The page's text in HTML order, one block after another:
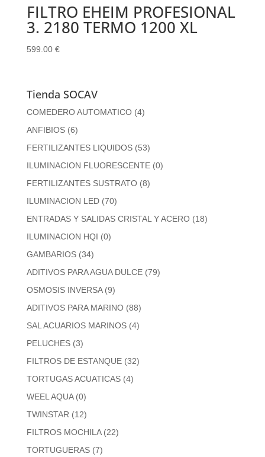
FILTRO EHEIM PROFESIONAL
3. 2180 TERMO 1200 XL
599.00 €
Tienda SOCAV
COMEDERO AUTOMATICO (4)
ANFIBIOS (6)
FERTILIZANTES LIQUIDOS (53)
ILUMINACION FLUORESCENTE (0)
FERTILIZANTES SUSTRATO (8)
ILUMINACION LED (70)
ENTRADAS Y SALIDAS CRISTAL Y ACERO (18)
ILUMINACION HQI (0)
GAMBARIOS (34)
ADITIVOS PARA AGUA DULCE (79)
OSMOSIS INVERSA (9)
ADITIVOS PARA MARINO (88)
SAL ACUARIOS MARINOS (4)
PELUCHES (3)
FILTROS DE ESTANQUE (32)
TORTUGAS ACUATICAS (4)
WEEL AQUA (0)
TWINSTAR (12)
FILTROS MOCHILA (22)
TORTUGUERAS (7)